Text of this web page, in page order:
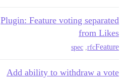
Plugin: Feature voting separated
from Likes
Feature
rfc
spec
Add ability to withdraw a vote